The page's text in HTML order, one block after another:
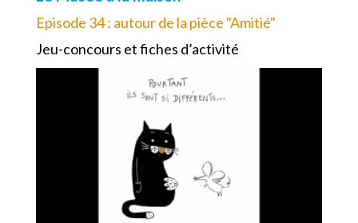
Episode 34 : autour de la pièce "Amitié"
Jeu-concours et fiches d’activité